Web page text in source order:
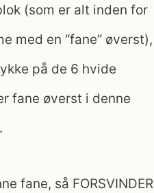
(som er alt inden for
med en “fane” øverst),
på de 6 hvide
fane øverst i denne
fane, så FORSVINDER